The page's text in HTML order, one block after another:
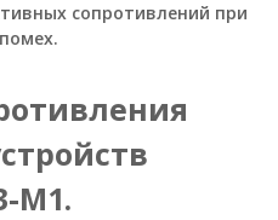
сопротивлений при
М1.